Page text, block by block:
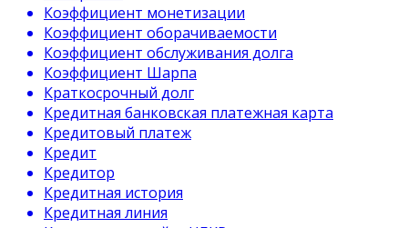
Коэффициент монетизации
Коэффициент оборачиваемости
Коэффициент обслуживания долга
Коэффициент Шарпа
Краткосрочный долг
Кредитная банковская платежная карта
Кредитовый платеж
Кредит
Кредитор
Кредитная история
Кредитная линия